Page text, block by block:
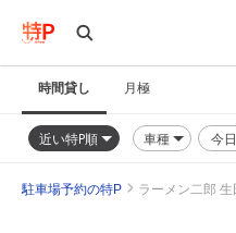
時間貸し 月極
近い特P順 車種 今日
駐車場予約の特P ラーメン二郎